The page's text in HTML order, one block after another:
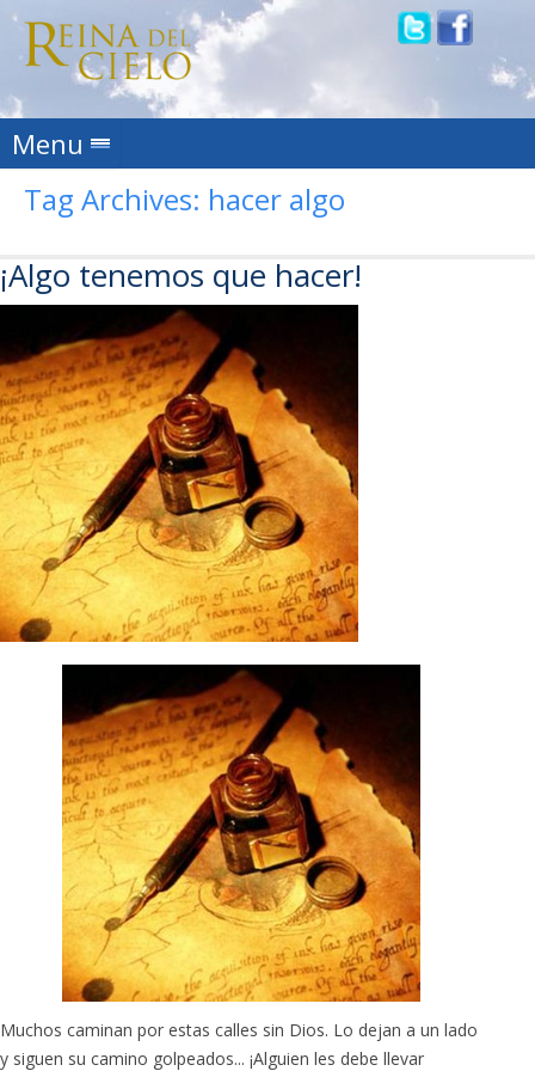
Menu Skip to content
Tag Archives: hacer algo
¡Algo tenemos que hacer!
Muchos caminan por estas calles sin Dios. Lo dejan a un lado
y siguen su camino golpeados... ¡Alguien les debe llevar